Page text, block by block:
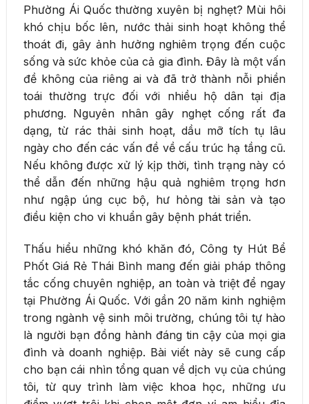
Phường Ái Quốc thường xuyên bị nghẹt? Mùi hôi
khó chịu bốc lên, nước thải sinh hoạt không thể
thoát đi, gây ảnh hưởng nghiêm trọng đến cuộc
sống và sức khỏe của cả gia đình. Đây là một vấn
đề không của riêng ai và đã trở thành nỗi phiền
toái thường trực đối với nhiều hộ dân tại địa
phương. Nguyên nhân gây nghẹt cống rất đa
dạng, từ rác thải sinh hoạt, dầu mỡ tích tụ lâu
ngày cho đến các vấn đề về cấu trúc hạ tầng cũ.
Nếu không được xử lý kịp thời, tình trạng này có
thể dẫn đến những hậu quả nghiêm trọng hơn
như ngập úng cục bộ, hư hỏng tài sản và tạo
điều kiện cho vi khuẩn gây bệnh phát triển.
Thấu hiểu những khó khăn đó, Công ty Hút Bể
Phốt Giá Rẻ Thái Bình mang đến giải pháp thông
tắc cống chuyên nghiệp, an toàn và triệt để ngay
tại Phường Ái Quốc. Với gần 20 năm kinh nghiệm
trong ngành vệ sinh môi trường, chúng tôi tự hào
là người bạn đồng hành đáng tin cậy của mọi gia
đình và doanh nghiệp. Bài viết này sẽ cung cấp
cho bạn cái nhìn tổng quan về dịch vụ của chúng
tôi, từ quy trình làm việc khoa học, những ưu